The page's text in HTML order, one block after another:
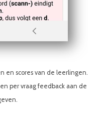
en scores van de leerlingen.
per vraag feedback aan de